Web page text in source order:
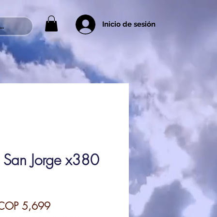
Inicio de sesión
Jorge x380
5,699Sale